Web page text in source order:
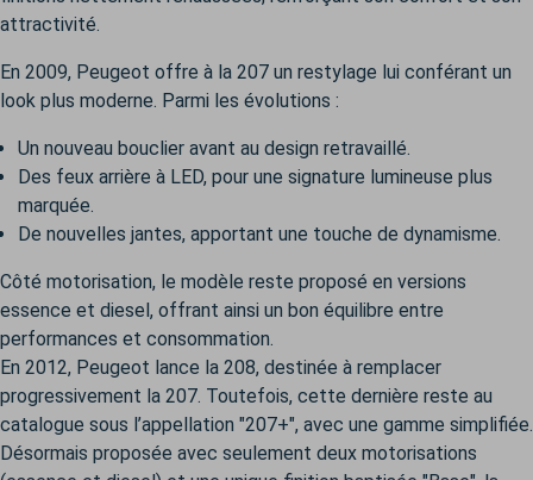
attractivité.
En 2009, Peugeot offre à la 207 un restylage lui conférant un
look plus moderne. Parmi les évolutions :
Un nouveau bouclier avant au design retravaillé.
Des feux arrière à LED, pour une signature lumineuse plus
marquée.
De nouvelles jantes, apportant une touche de dynamisme.
Côté motorisation, le modèle reste proposé en versions
essence et diesel, offrant ainsi un bon équilibre entre
performances et consommation.
En 2012, Peugeot lance la 208, destinée à remplacer
progressivement la 207. Toutefois, cette dernière reste au
catalogue sous l’appellation "207+", avec une gamme simplifiée.
Désormais proposée avec seulement deux motorisations